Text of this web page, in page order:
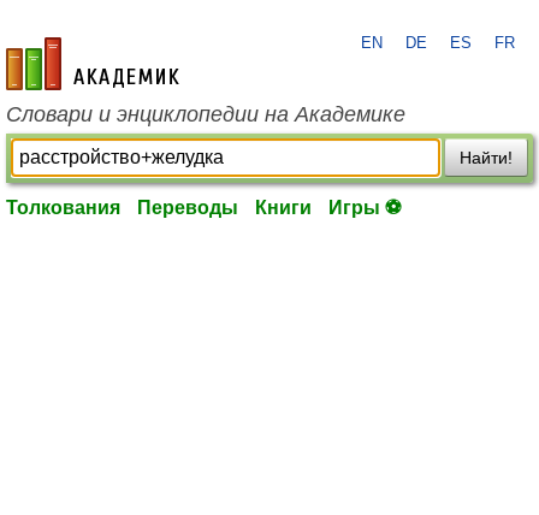
academic.ru
EN DE ES FR
Словари и энциклопедии на Академике
Найти!
Толкования Переводы Книги Игры ⚽